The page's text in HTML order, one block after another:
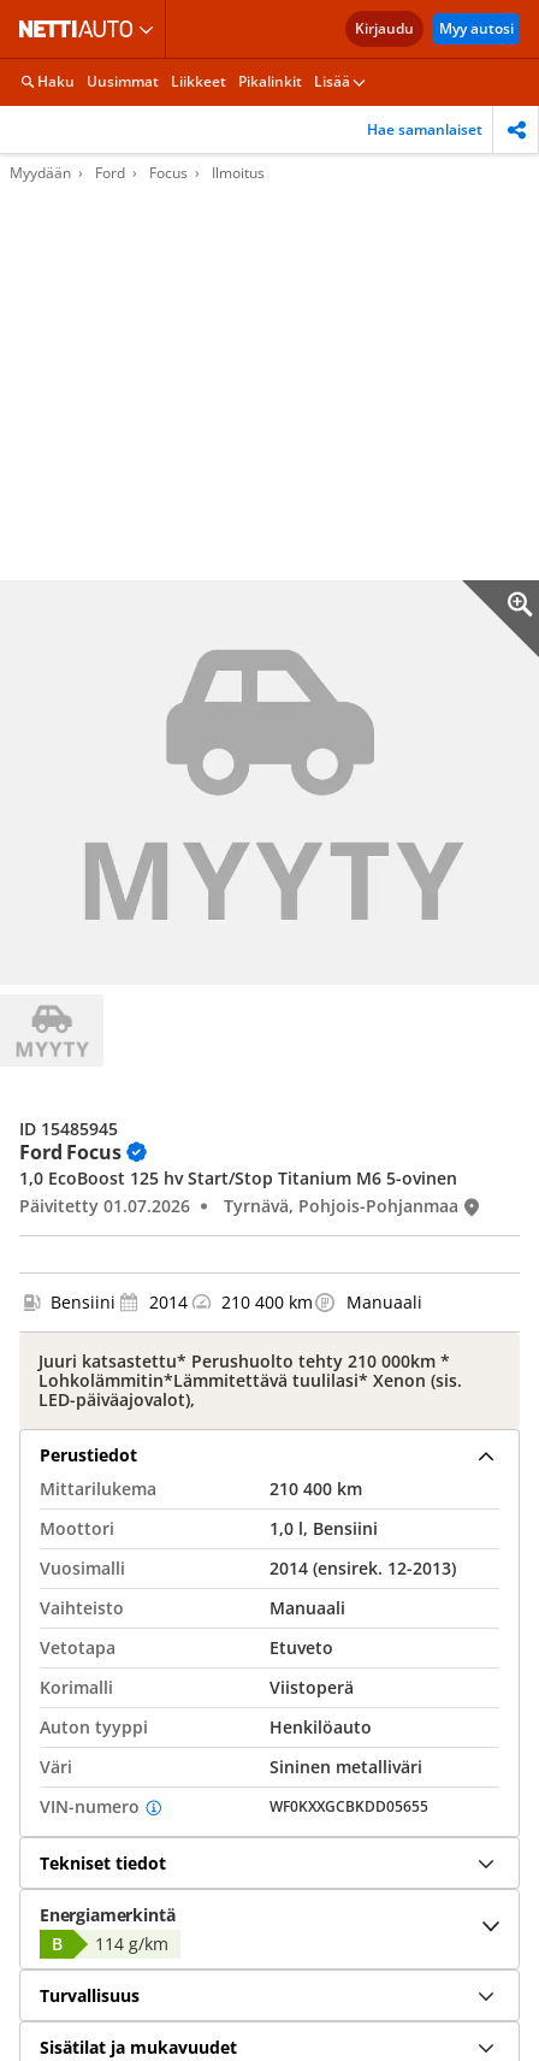
Kirjaudu Myy autosi
Haku Uusimmat Liikkeet Pikalinkit Lisää
Hae samanlaiset
Myydään Ford Focus Ilmoitus
Ford Focus
1,0 EcoBoost 125 hv Start/Stop Titanium M6 5-ovinen
Päivitetty 01.07.2026
Tyrnävä, Pohjois-Pohjanmaa
ID 15485945
Bensiini 2014 210 400 km Manuaali
Juuri katsastettu* Perushuolto tehty 210 000km *
Lohkolämmitin*Lämmitettävä tuulilasi* Xenon (sis.
LED-päiväajovalot),
Perustiedot
Mittarilukema
210 400 km
Moottori
1,0 l, Bensiini
Vuosimalli
2014 (ensirek. 12-2013)
Vaihteisto
Manuaali
Vetotapa
Etuveto
Korimalli
Viistoperä
Auton tyyppi
Henkilöauto
Väri
Sininen metalliväri
VIN-numero
WF0KXXGCBKDD05655
Tekniset tiedot
Energiamerkintä
B
114 g/km
Turvallisuus
Sisätilat ja mukavuudet